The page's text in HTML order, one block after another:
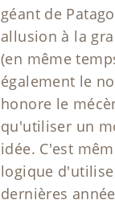
géant de
allusion à la
(en même
également le
honore le
qu'utiliser un
idée. C'est
logique
dernières